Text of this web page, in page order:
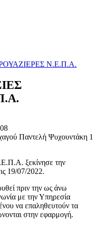
Ν.Ε.Π.Α.
Παντελή Ψυχουντάκη 1
ξεκίνησε την
19/07/2022.
πριν την ως άνω
με την Υπηρεσία
να επαληθευτούν τα
στην εφαρμογή.